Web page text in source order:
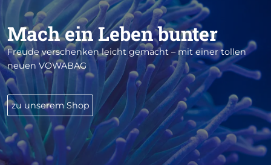
Mach ein Leben bunter
Freude verschenken leicht gemacht – mit einer tollen
neuen VOWABAG
zu unserem Shop